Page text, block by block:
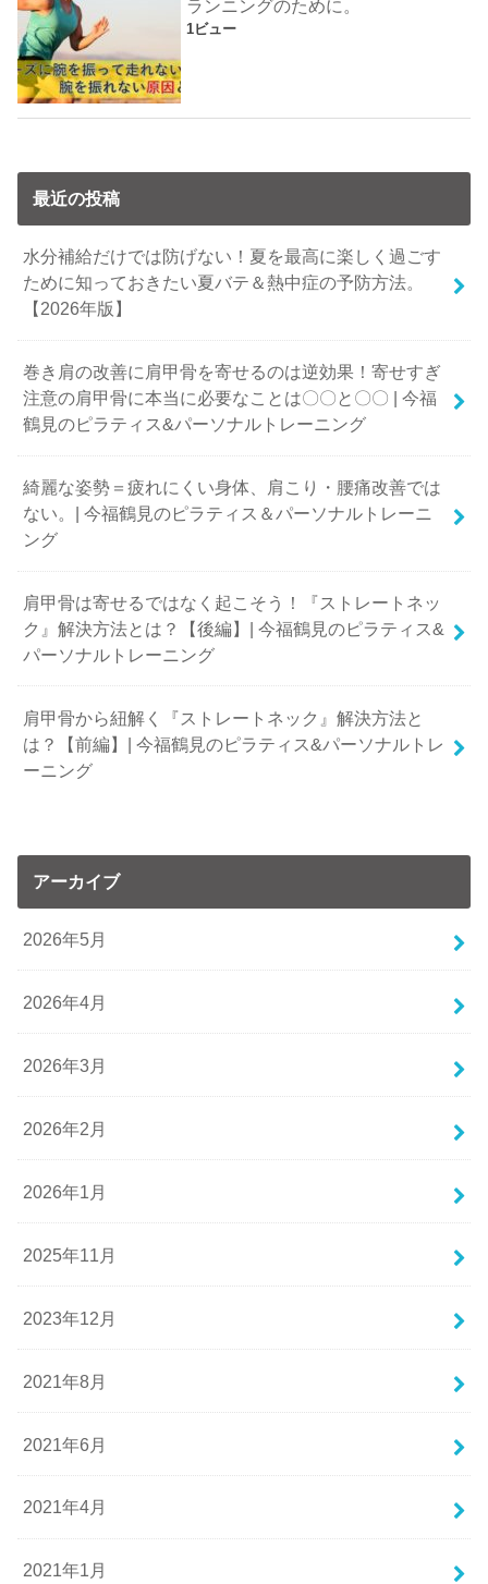
ランニングのために。
1ビュー
最近の投稿
水分補給だけでは防げない！夏を最高に楽しく過ごす
ために知っておきたい夏バテ＆熱中症の予防方法。
【2026年版】
巻き肩の改善に肩甲骨を寄せるのは逆効果！寄せすぎ
注意の肩甲骨に本当に必要なことは〇〇と〇〇 | 今福
鶴見のピラティス&パーソナルトレーニング
綺麗な姿勢＝疲れにくい身体、肩こり・腰痛改善では
ない。| 今福鶴見のピラティス＆パーソナルトレーニ
ング
肩甲骨は寄せるではなく起こそう！『ストレートネッ
ク』解決方法とは？【後編】| 今福鶴見のピラティス&
パーソナルトレーニング
肩甲骨から紐解く『ストレートネック』解決方法と
は？【前編】| 今福鶴見のピラティス&パーソナルトレ
ーニング
アーカイブ
2026年5月
2026年4月
2026年3月
2026年2月
2026年1月
2025年11月
2023年12月
2021年8月
2021年6月
2021年4月
2021年1月